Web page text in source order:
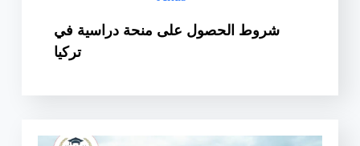
شروط الحصول على منحة دراسية في
تركيا